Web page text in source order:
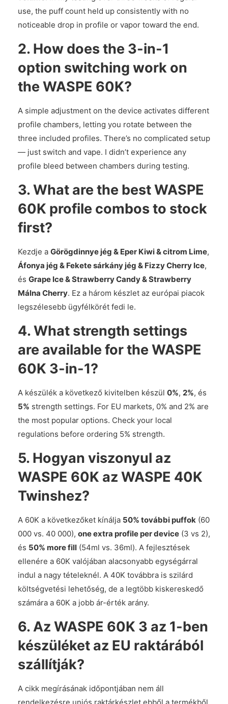
use, the puff count held up consistently with no
noticeable drop in profile or vapor toward the end.
2. How does the 3-in-1
option switching work on
the WASPE 60K?
A simple adjustment on the device activates different
profile chambers, letting you rotate between the
three included profiles. There’s no complicated setup
— just switch and vape. I didn’t experience any
profile bleed between chambers during testing.
3. What are the best WASPE
60K profile combos to stock
first?
Kezdje a Görögdinnye jég & Eper Kiwi & citrom Lime,
Áfonya jég & Fekete sárkány jég & Fizzy Cherry Ice,
és Grape Ice & Strawberry Candy & Strawberry
Málna Cherry. Ez a három készlet az európai piacok
legszélesebb ügyfélkörét fedi le.
4. What strength settings
are available for the WASPE
60K 3-in-1?
A készülék a következő kivitelben készül 0%, 2%, és
5% strength settings. For EU markets, 0% and 2% are
the most popular options. Check your local
regulations before ordering 5% strength.
5. Hogyan viszonyul az
WASPE 60K az WASPE 40K
Twinshez?
A 60K a következőket kínálja 50% további puffok (60
000 vs. 40 000), one extra profile per device (3 vs 2),
és 50% more fill (54ml vs. 36ml). A fejlesztések
ellenére a 60K valójában alacsonyabb egységárral
indul a nagy tételeknél. A 40K továbbra is szilárd
költségvetési lehetőség, de a legtöbb kiskereskedő
számára a 60K a jobb ár-érték arány.
6. Az WASPE 60K 3 az 1-ben
készüléket az EU raktárából
szállítják?
A cikk megírásának időpontjában nem áll